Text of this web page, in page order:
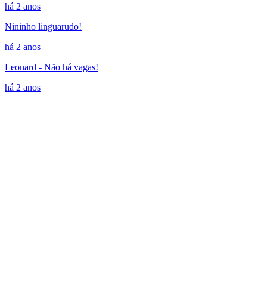
há 2 anos
Nininho linguarudo!
há 2 anos
Leonard - Não há vagas!
há 2 anos